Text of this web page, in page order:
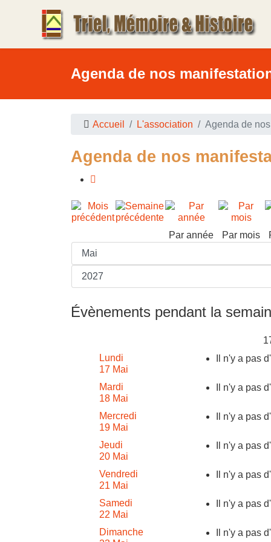
Agenda de nos
Accueil L'association Agenda de
Agenda de nos
Par année Par mois
Évènements pendant la
Lundi
17 Mai
Il n'y a pas
Mardi
18 Mai
Il n'y a pas
Mercredi
19 Mai
Il n'y a pas
Jeudi
20 Mai
Il n'y a pas
Vendredi
21 Mai
Il n'y a pas
Samedi
22 Mai
Il n'y a pas
Dimanche
Il n'y a pas